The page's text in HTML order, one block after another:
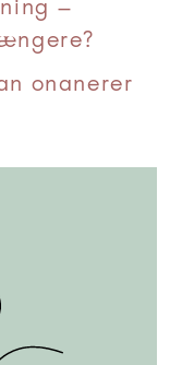
–
onanerer